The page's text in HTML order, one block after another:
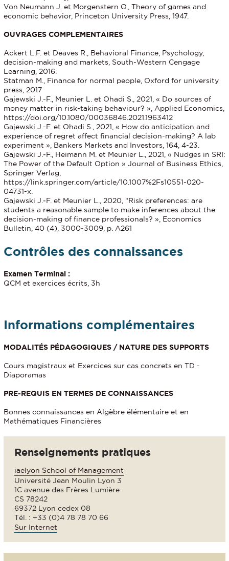
Von Neumann J. et Morgenstern O., Theory of games and
economic behavior, Princeton University Press, 1947.
OUVRAGES COMPLEMENTAIRES
Ackert L.F. et Deaves R., Behavioral Finance, Psychology,
decision-making and markets, South-Western Cengage
Learning, 2016.
Statman M., Finance for normal people, Oxford for university
press, 2017
Gajewski J.-F., Meunier L. et Ohadi S., 2021, « Do sources of
money matter in risk-taking behaviour? », Applied Economics,
https://doi.org/10.1080/00036846.2021.1963412
Gajewski J.-F. et Ohadi S., 2021, « How do anticipation and
experience of regret affect financial decision-making? A lab
experiment », Bankers Markets and Investors, 164, 4-23.
Gajewski J.‐F., Heimann M. et Meunier L., 2021, « Nudges in SRI:
The Power of the Default Option » Journal of Business Ethics,
Springer Verlag,
https://link.springer.com/article/10.1007%2Fs10551-020-
04731-x.
Gajewski J.‐F. et Meunier L., 2020, “Risk preferences: are
students a reasonable sample to make inferences about the
decision‐making of finance professionals? », Economics
Bulletin, 40 (4), 3000‐3009, p. A261
Contrôles des connaissances
Examen Terminal :
QCM et exercices écrits, 3h
Informations complémentaires
MODALITÉS PÉDAGOGIQUES / NATURE DES SUPPORTS
Cours magistraux et Exercices sur cas concrets en TD -
Diaporamas
PRE-REQUIS EN TERMES DE CONNAISSANCES
Bonnes connaissances en Algèbre élémentaire et en
Mathématiques Financières
Renseignements pratiques
iaelyon School of Management
Université Jean Moulin Lyon 3
1C avenue des Frères Lumière
CS 78242
69372 Lyon cedex 08
Tél. : +33 (0)4 78 78 70 66
Sur Internet